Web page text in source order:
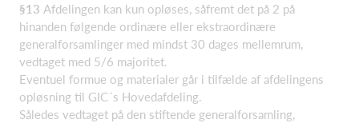
§13 Afdelingen kan kun opløses, såfremt det på 2 på
hinanden følgende ordinære eller ekstraordinære
generalforsamlinger med mindst 30 dages mellemrum,
vedtaget med 5/6 majoritet.
Eventuel formue og materialer går i tilfælde af afdelingens
opløsning til GIC´s Hovedafdeling.
Således vedtaget på den stiftende generalforsamling,